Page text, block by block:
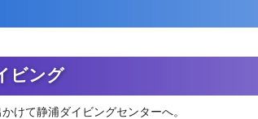
ビング
けて静浦ダイビングセンターへ。